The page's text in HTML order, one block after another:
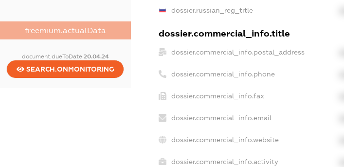
freemium.actualData
document.dueToDate 20.04.24
SEARCH.ONMONITORING
dossier.russian_reg_title
dossier.commercial_info.title
dossier.commercial_info.postal_address
dossier.commercial_info.phone
dossier.commercial_info.fax
dossier.commercial_info.email
dossier.commercial_info.website
dossier.commercial_info.activity